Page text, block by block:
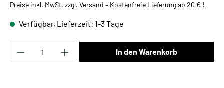
Preise inkl. MwSt. zzgl. Versand – Kostenfreie Lieferung ab 20 € !
Verfügbar, Lieferzeit: 1-3 Tage
Produkt Anzahl: Gib den gewünschten
In den Warenkorb